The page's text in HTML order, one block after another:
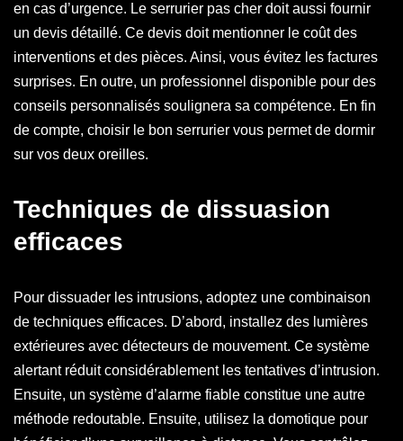
en cas d’urgence. Le serrurier pas cher doit aussi fournir
un devis détaillé. Ce devis doit mentionner le coût des
interventions et des pièces. Ainsi, vous évitez les factures
surprises. En outre, un professionnel disponible pour des
conseils personnalisés soulignera sa compétence. En fin
de compte, choisir le bon serrurier vous permet de dormir
sur vos deux oreilles.
Techniques de dissuasion
efficaces
Pour dissuader les intrusions, adoptez une combinaison
de techniques efficaces. D’abord, installez des lumières
extérieures avec détecteurs de mouvement. Ce système
alertant réduit considérablement les tentatives d’intrusion.
Ensuite, un système d’alarme fiable constitue une autre
méthode redoutable. Ensuite, utilisez la domotique pour